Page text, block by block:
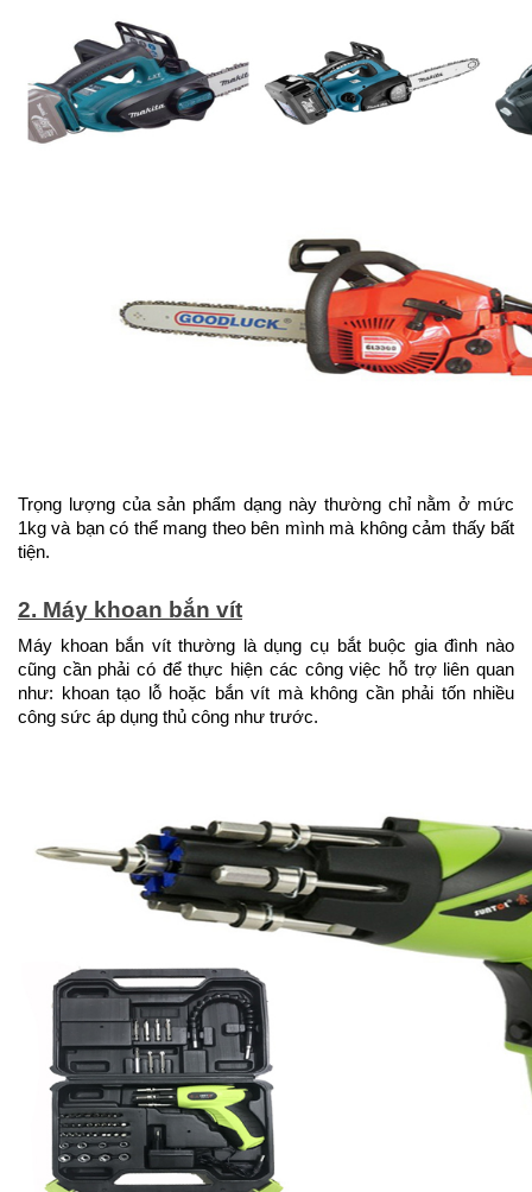
Trọng lượng của sản phẩm dạng này thường chỉ nằm ở mức
1kg và bạn có thể mang theo bên mình mà không cảm thấy bất
tiện.
2. Máy khoan bắn vít
Máy khoan bắn vít thường là dụng cụ bắt buộc gia đình nào
cũng cần phải có để thực hiện các công việc hỗ trợ liên quan
như: khoan tạo lỗ hoặc bắn vít mà không cần phải tốn nhiều
công sức áp dụng thủ công như trước.